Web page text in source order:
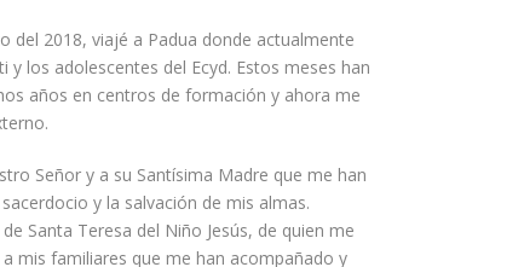
del 2018, viajé a Padua donde actualmente
y los adolescentes del Ecyd. Estos meses han
años en centros de formación y ahora me
Señor y a su Santísima Madre que me han
y la salvación de mis almas.
Santa Teresa del Niño Jesús, de quien me
mis familiares que me han acompañado y